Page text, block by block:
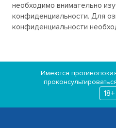
необходимо внимательно
конфиденциальности. Для
конфиденциальности
Имеются
18+